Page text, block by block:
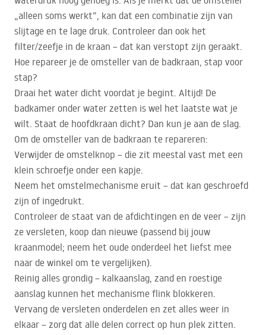
„alleen soms werkt”, kan dat een combinatie zijn van
slijtage en te lage druk. Controleer dan ook het
filter/zeefje in de kraan – dat kan verstopt zijn geraakt.
Hoe repareer je de omsteller van de badkraan, stap voor
stap?
Draai het water dicht voordat je begint. Altijd! De
badkamer onder water zetten is wel het laatste wat je
wilt. Staat de hoofdkraan dicht? Dan kun je aan de slag.
Om de omsteller van de badkraan te repareren:
Verwijder de omstelknop – die zit meestal vast met een
klein schroefje onder een kapje.
Neem het omstelmechanisme eruit – dat kan geschroefd
zijn of ingedrukt.
Controleer de staat van de afdichtingen en de veer – zijn
ze versleten, koop dan nieuwe (passend bij jouw
kraanmodel; neem het oude onderdeel het liefst mee
naar de winkel om te vergelijken).
Reinig alles grondig – kalkaanslag, zand en roestige
aanslag kunnen het mechanisme flink blokkeren.
Vervang de versleten onderdelen en zet alles weer in
elkaar – zorg dat alle delen correct op hun plek zitten.